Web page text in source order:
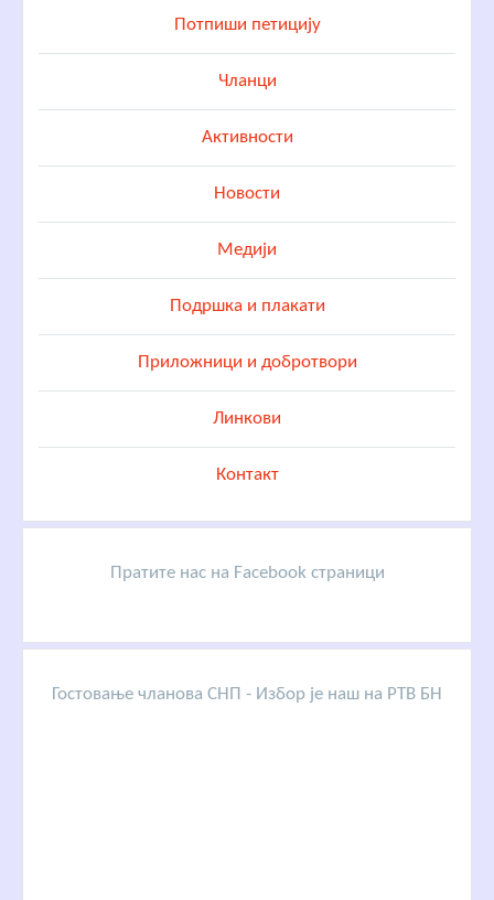
Потпиши петицију
Чланци
Активности
Новости
Медији
Подршка и плакати
Приложници и добротвори
Линкови
Контакт
Пратите нас на Facebook страници
Гостовање чланова СНП - Избор је наш на РТВ БН